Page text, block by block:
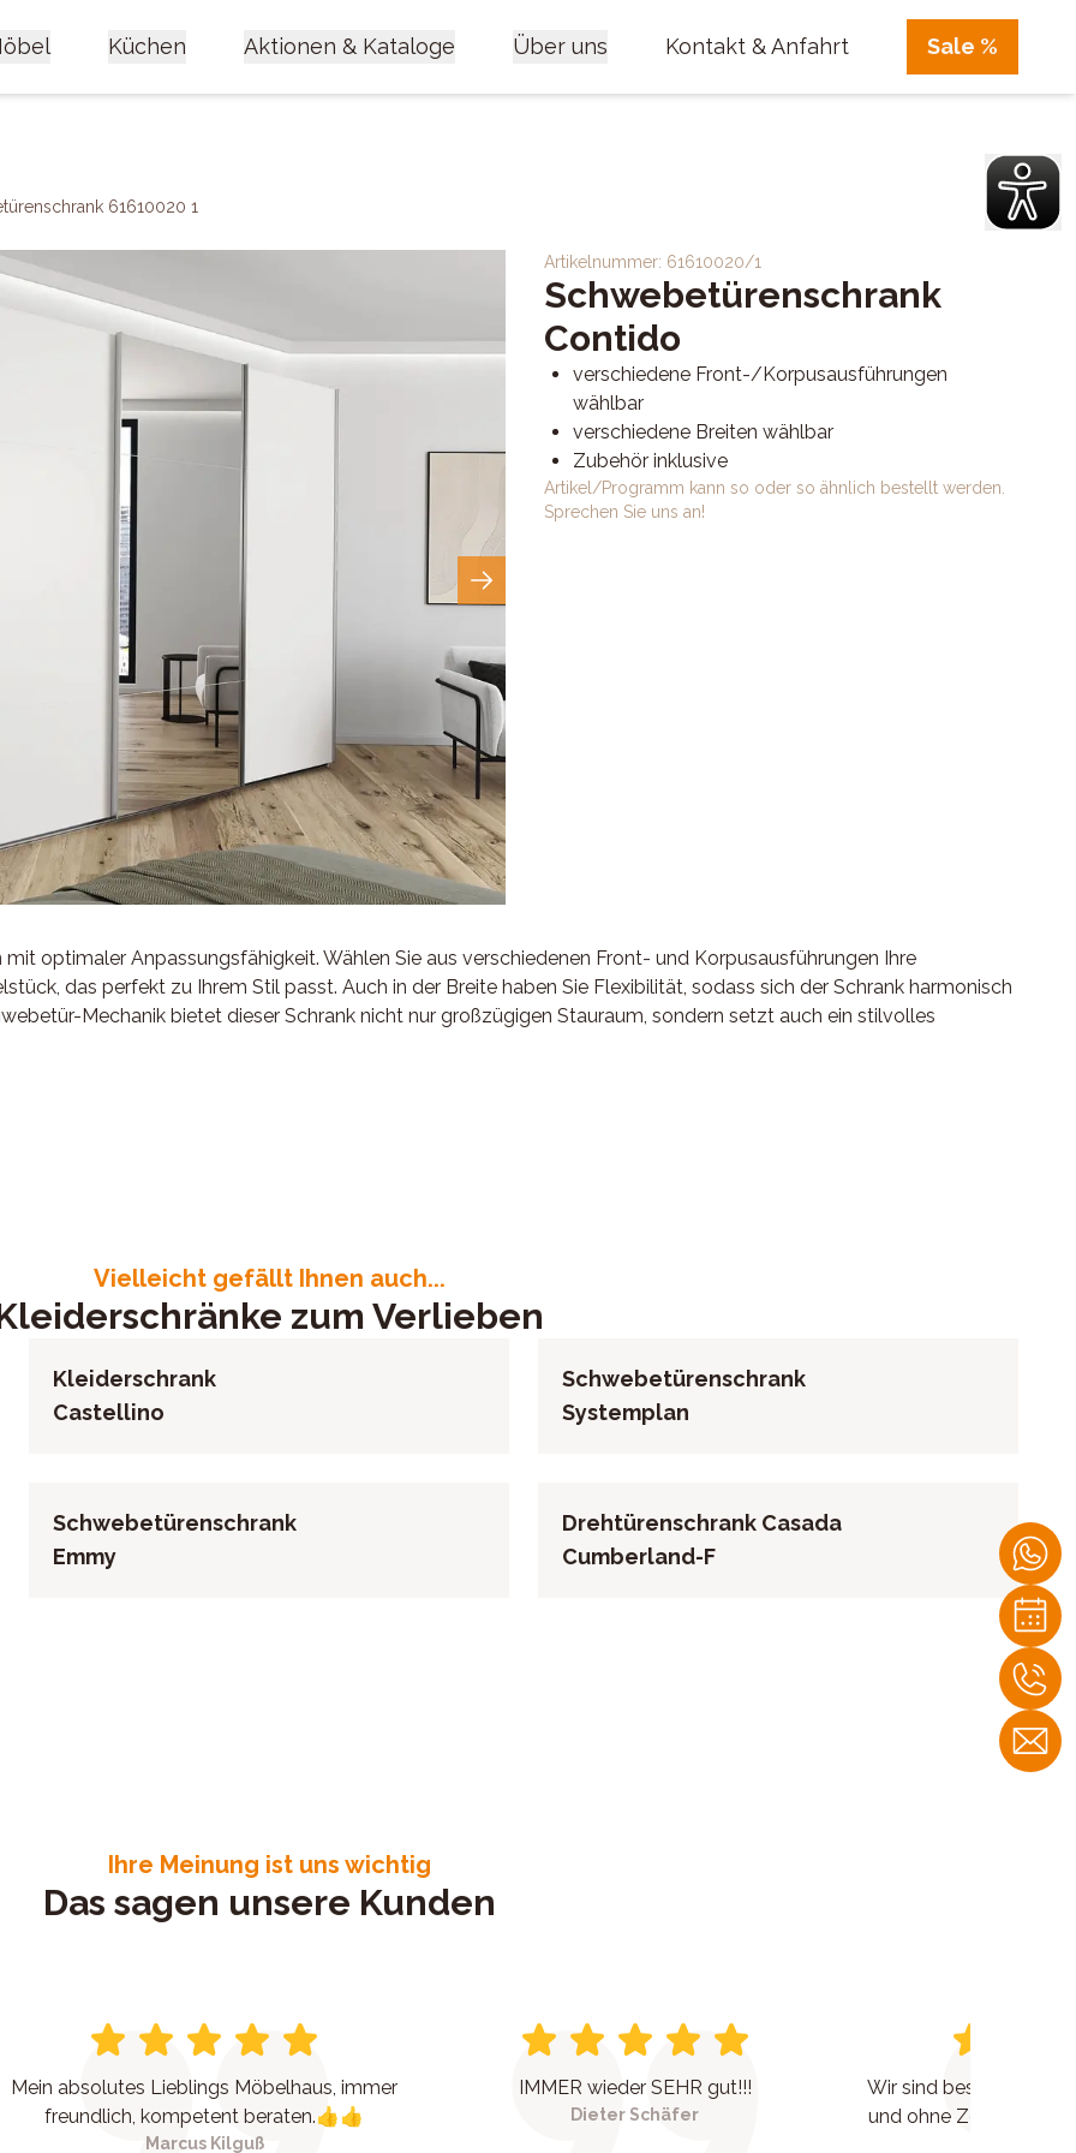
Küchen Aktionen & Kataloge Über uns Kontakt & Anfahrt Sale %
61610020 1
Artikelnummer: 61610020/1
Schwebetürenschrank
Contido
verschiedene Front-/Korpusausführungen
wählbar
verschiedene Breiten wählbar
Zubehör inklusive
Artikel/Programm kann so oder so ähnlich bestellt werden.
Sprechen Sie uns an!
optimaler Anpassungsfähigkeit. Wählen Sie aus verschiedenen Front- und Korpusausführungen Ihre
das perfekt zu Ihrem Stil passt. Auch in der Breite haben Sie Flexibilität, sodass sich der Schrank harmonisch
Mechanik bietet dieser Schrank nicht nur großzügigen Stauraum, sondern setzt auch ein stilvolles
mittig, inklusive 1x Schwebetürendämpfer 2er Set , inklusive 1x Schubkasteneinsatz, inklusive 1x
Vielleicht gefällt Ihnen auch...
zum Verlieben
Kleiderschrank
Castellino
Schwebetürenschrank
Systemplan
Schwebetürenschrank
Emmy
Drehtürenschrank Casada
Cumberland-F
Ihre Meinung ist uns wichtig
Das sagen unsere Kunden
Mein absolutes Lieblings Möbelhaus, immer
freundlich, kompetent beraten.👍👍
Marcus Kilguß
IMMER wieder SEHR gut!!!
Dieter Schäfer
Wir sind bestens
und ohne Zeitdruck